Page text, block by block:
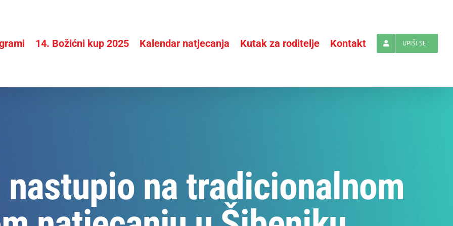
14. Božićni kup 2025 Kalendar natjecanja Kutak za roditelje Kontakt UPIŠI SE
na tradicionalnom